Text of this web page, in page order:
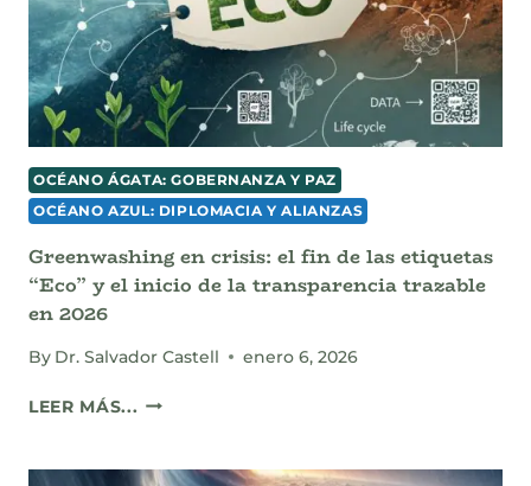
LA
DENSIDAD
OCÉANO ÁGATA: GOBERNANZA Y PAZ
OCÉANO AZUL: DIPLOMACIA Y ALIANZAS
Greenwashing en crisis: el fin de las etiquetas
“Eco” y el inicio de la transparencia trazable
en 2026
By Dr. Salvador Castell enero 6, 2026
LEER MÁS... GREENWASHING
EL